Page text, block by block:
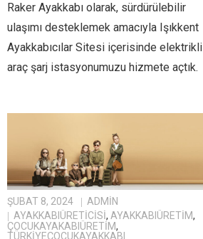
Raker Ayakkabı olarak, sürdürülebilir
ulaşımı desteklemek amacıyla Işıkkent
Ayakkabıcılar Sitesi içerisinde elektrikli
araç şarj istasyonumuzu hizmete açtık.
ŞUBAT 8, 2024
ADMIN
AYAKKABIÜRETICISI, AYAKKABIÜRETIM,
ÇOCUKAYAKABIÜRETIM,
TÜRKIYEÇOCUKAYAKKABI